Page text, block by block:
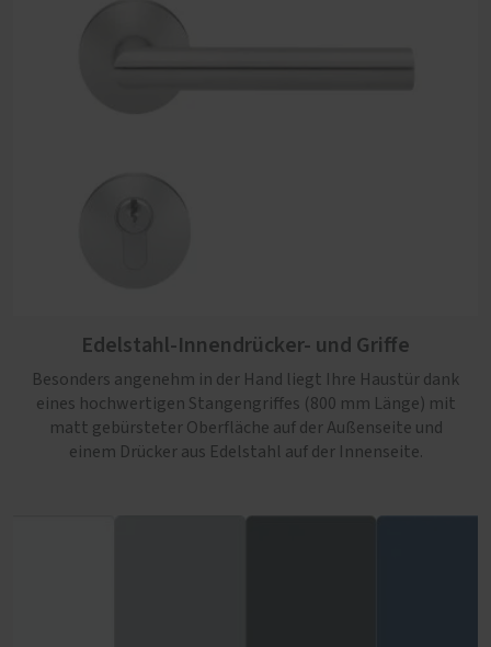
Edelstahl-Innendrücker- und Griffe
Besonders angenehm in der Hand liegt Ihre Haustür dank
eines hochwertigen Stangengriffes (800 mm Länge) mit
matt gebürsteter Oberfläche auf der Außenseite und
einem Drücker aus Edelstahl auf der Innenseite.